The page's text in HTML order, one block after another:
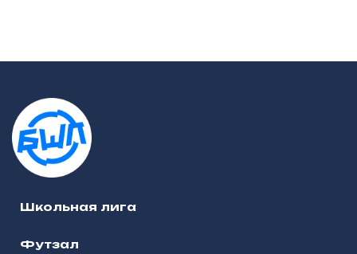
Школьная лига
Футзал